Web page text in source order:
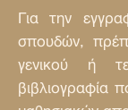
Για την
σπουδών,
γενικού ή
βιβλιογραφία